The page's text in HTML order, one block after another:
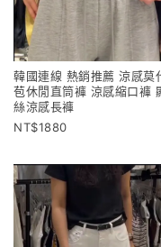
韓國連線 熱銷推薦 涼感莫
苞休閒直筒褲 涼感縮口褲
絲涼感長褲
1880